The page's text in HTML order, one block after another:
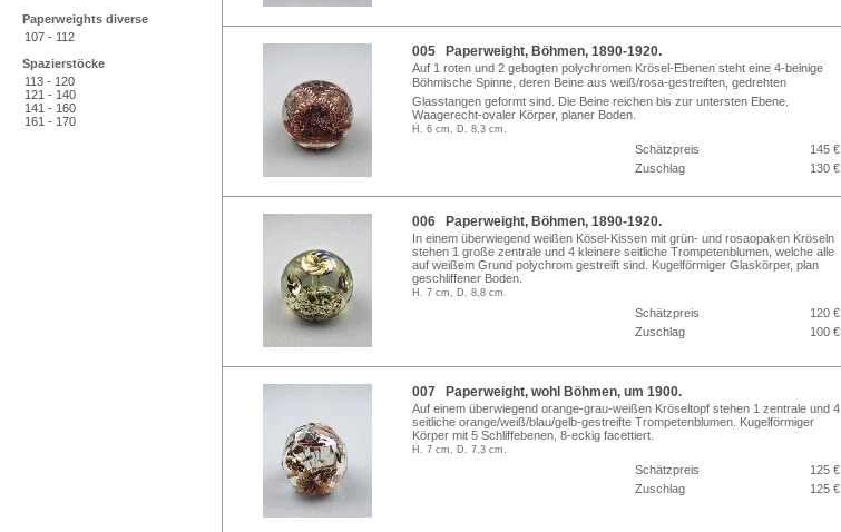
Paperweights diverse
107 - 112
Spazierstöcke
113 - 120
121 - 140
141 - 160
161 - 170
005 Paperweight, Böhmen, 1890-1920.
Auf 1 roten und 2 gebogten polychromen Krösel-Ebenen steht eine 4-beinige
Böhmische Spinne, deren Beine aus weiß/rosa-gestreiften, gedrehten
Glasstangen geformt sind. Die Beine reichen bis zur untersten Ebene.
Waagerecht-ovaler Körper, planer Boden.
H. 6 cm, D. 8,3 cm.
Schätzpreis
145 €
Zuschlag
130 €
006 Paperweight, Böhmen, 1890-1920.
In einem überwiegend weißen Kösel-Kissen mit grün- und rosaopaken Kröseln
stehen 1 große zentrale und 4 kleinere seitliche Trompetenblumen, welche alle
auf weißem Grund polychrom gestreift sind. Kugelförmiger Glaskörper, plan
geschliffener Boden.
H. 7 cm, D. 8,8 cm.
Schätzpreis
120 €
Zuschlag
100 €
007 Paperweight, wohl Böhmen, um 1900.
Auf einem überwiegend orange-grau-weißen Kröseltopf stehen 1 zentrale und 4
seitliche orange/weiß/blau/gelb-gestreifte Trompetenblumen. Kugelförmiger
Körper mit 5 Schliffebenen, 8-eckig facettiert.
H. 7 cm, D. 7,3 cm.
Schätzpreis
125 €
Zuschlag
125 €